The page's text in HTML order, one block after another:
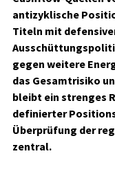
antizyklische
Titeln mit
gegen weitere
das Gesamtrisiko
bleibt ein strenges
definierter
Überprüfung der
zentral.